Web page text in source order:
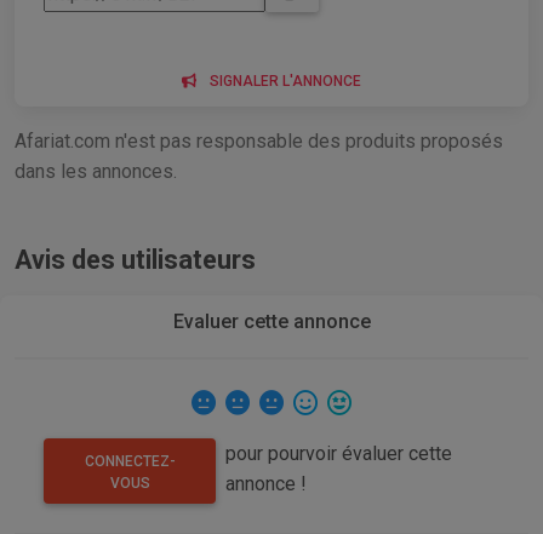
SIGNALER L'ANNONCE
Afariat.com n'est pas responsable des produits proposés
dans les annonces.
Avis des utilisateurs
Evaluer cette annonce
CONNECTEZ-
VOUS
pour pourvoir évaluer cette
annonce !